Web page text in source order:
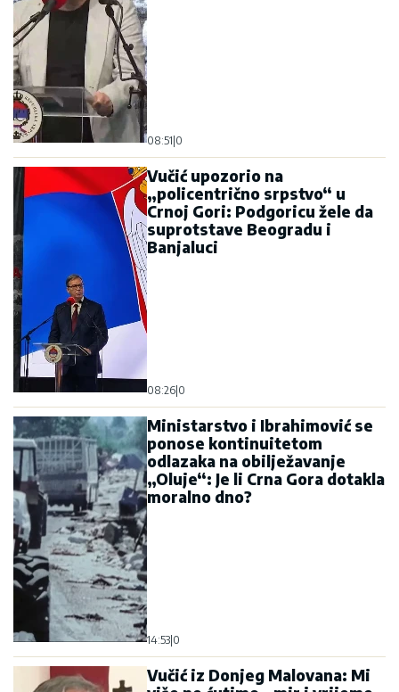
08:51|0
Vučić upozorio na
„policentrično srpstvo“ u
Crnoj Gori: Podgoricu žele da
suprotstave Beogradu i
Banjaluci
08:26|0
Ministarstvo i Ibrahimović se
ponose kontinuitetom
odlazaka na obilježavanje
„Oluje“: Je li Crna Gora dotakla
moralno dno?
14:53|0
Vučić iz Donjeg Malovana: Mi